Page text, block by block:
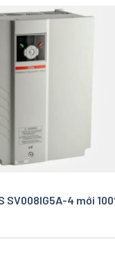
SV008IG5A-4 mới